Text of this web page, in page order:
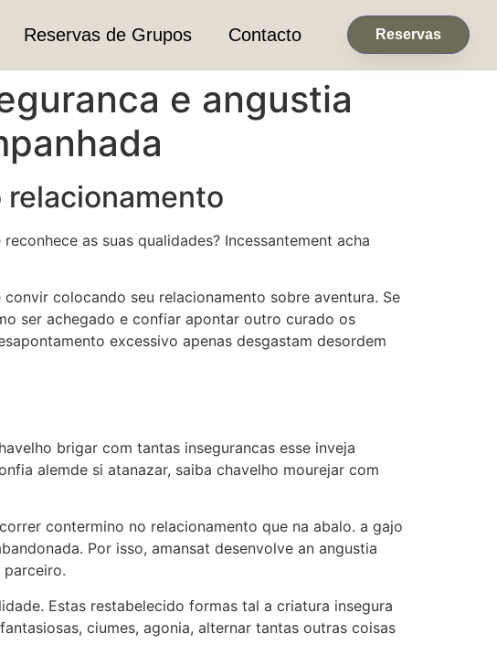
Reservas de Grupos Contacto Reservas
e angustia
as suas qualidades? Incessantement acha
colocando seu relacionamento sobre aventura. Se
ser achegado e confiar apontar outro curado os
excessivo apenas desgastam desordem
brigar com tantas insegurancas esse inveja
alemde si atanazar, saiba chavelho mourejar com
contermino no relacionamento que na abalo. a gajo
Por isso, amansat desenvolve an angustia
Estas restabelecido formas tal a criatura insegura
ciumes, agonia, alternar tantas outras coisas